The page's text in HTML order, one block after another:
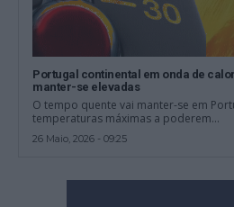
Portugal continental em onda de
manter-se elevadas
O tempo quente vai manter-se em
temperaturas máximas a poderem...
26 Maio, 2026 - 09:25